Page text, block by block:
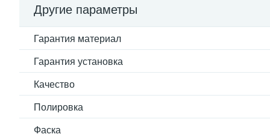
Другие параметры
Гарантия материал
Гарантия установка
Качество
Полировка
Фаска